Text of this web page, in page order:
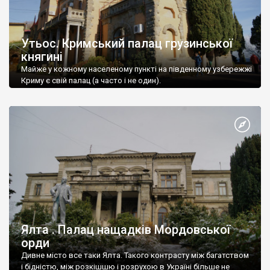
Утьос. Кримський палац грузинської
княгині
Майже у кожному населеному пункті на південному узбережжі
Криму є свій палац (а часто і не один).
Ялта . Палац нащадків Мордовської
орди
Дивне місто все таки Ялта. Такого контрасту між багатством
і бідністю, між розкішшю і розрухою в Україні більше не